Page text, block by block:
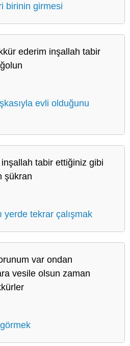
birinin girmesi
ederim inşallah tabir
evli olduğunu
tabir ettiğiniz gibi
şükran
yerde tekrar çalışmak
var ondan
vesile olsun zaman